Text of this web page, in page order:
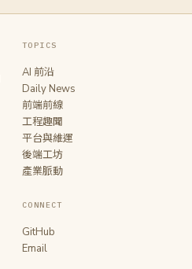
TOPICS
AI 前沿
Daily News
前端前線
工程趣聞
平台與維運
後端工坊
產業脈動
CONNECT
GitHub
Email